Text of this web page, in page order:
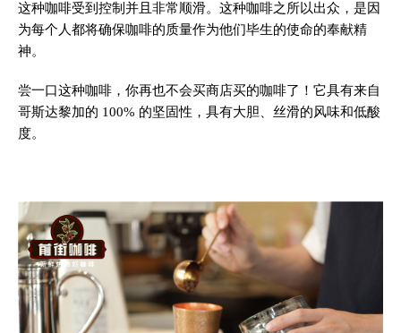
这种咖啡受到控制并且非常顺滑。这种咖啡之所以出众，是因
为每个人都将确保咖啡的质量作为他们毕生的使命的奉献精
神。
尝一口这种咖啡，你再也不会买商店买的咖啡了！它具有来自
哥斯达黎加的 100% 的坚固性，具有大胆、丝滑的风味和低酸
度。